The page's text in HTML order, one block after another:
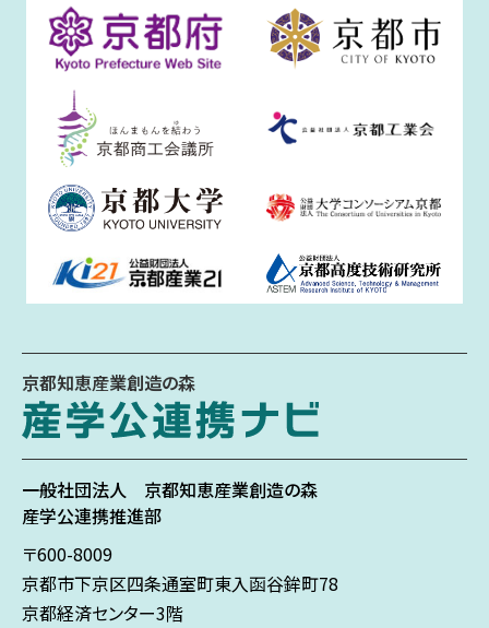
京都知恵産業創造の森
一般社団法人 京都知恵産業創造の森
産学公連携推進部
〒600-8009
京都市下京区四条通室町東入函谷鉾町78
京都経済センター3階